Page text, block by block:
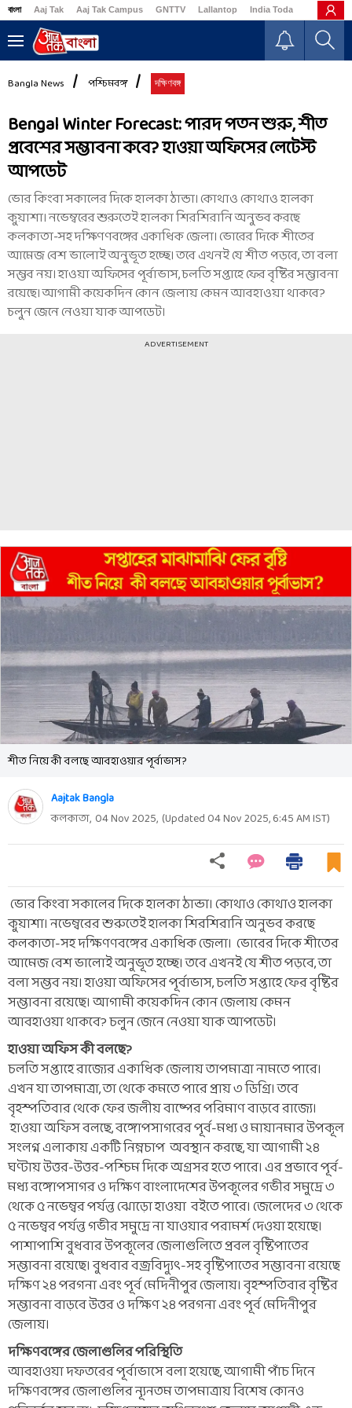
বাংলা Aaj Tak Aaj Tak Campus GNTTV Lallantop India Today Business
Bangla News পশ্চিমবঙ্গ দক্ষিণবঙ্গ
Bengal Winter Forecast: পারদ পতন শুরু, শীত
প্রবেশের সম্ভাবনা কবে? হাওয়া অফিসের লেটেস্ট
আপডেট
ভোর কিংবা সকালের দিকে হালকা ঠান্ডা। কোথাও কোথাও হালকা
কুয়াশা। নভেম্বরের শুরুতেই হালকা শিরশিরানি অনুভব করছে
কলকাতা-সহ দক্ষিণণবঙ্গের একাধিক জেলা। ভোরের দিকে শীতের
আমেজ বেশ ভালোই অনুভূত হচ্ছে। তবে এখনই যে শীত পড়বে, তা বলা
সম্ভব নয়। হাওয়া অফিসের পূর্বাভাস, চলতি সপ্তাহে ফের বৃষ্টির সম্ভাবনা
রয়েছে। আগামী কয়েকদিন কোন জেলায় কেমন আবহাওয়া থাকবে?
চলুন জেনে নেওয়া যাক আপডেট।
ADVERTISEMENT
শীত নিয়ে কী বলছে আবহাওয়ার পূর্বাভাস?
Aajtak Bangla
কলকাতা, 04 Nov 2025, (Updated 04 Nov 2025, 6:45 AMIST)
ভোর কিংবা সকালের দিকে হালকা ঠান্ডা। কোথাও কোথাও হালকা
কুয়াশা। নভেম্বরের শুরুতেই হালকা শিরশিরানি অনুভব করছে
কলকাতা-সহ দক্ষিণণবঙ্গের একাধিক জেলা। ভোরের দিকে শীতের
আমেজ বেশ ভালোই অনুভূত হচ্ছে। তবে এখনই যে শীত পড়বে, তা
বলা সম্ভব নয়। হাওয়া অফিসের পূর্বাভাস, চলতি সপ্তাহে ফের বৃষ্টির
সম্ভাবনা রয়েছে। আগামী কয়েকদিন কোন জেলায় কেমন
আবহাওয়া থাকবে? চলুন জেনে নেওয়া যাক আপডেট।
হাওয়া অফিস কী বলছে?
চলতি সপ্তাহে রাজ্যের একাধিক জেলায় তাপমাত্রা নামতে পারে।
এখন যা তাপমাত্রা, তা থেকে কমতে পারে প্রায় ৩ ডিগ্রি। তবে
বৃহস্পতিবার থেকে ফের জলীয় বাষ্পের পরিমাণ বাড়বে রাজ্যে।
হাওয়া অফিস বলছে, বঙ্গোপসাগরের পূর্ব-মধ্য ও মায়ানমার উপকূল
সংলগ্ন এলাকায় একটি নিম্নচাপ অবস্থান করছে, যা আগামী ২৪
ঘণ্টায় উত্তর-উত্তর-পশ্চিম দিকে অগ্রসর হতে পারে। এর প্রভাবে পূর্ব-
মধ্য বঙ্গোপসাগর ও দক্ষিণ বাংলাদেশের উপকূলের গভীর সমুদ্রে ৩
থেকে ৫ নভেম্বর পর্যন্ত ঝোড়ো হাওয়া বইতে পারে। জেলেদের ৩ থেকে
৫ নভেম্বর পর্যন্ত গভীর সমুদ্রে না যাওয়ার পরামর্শ দেওয়া হয়েছে।
পাশাপাশি বুধবার উপকূলের জেলাগুলিতে প্রবল বৃষ্টিপাতের
সম্ভাবনা রয়েছে। বুধবার বজ্রবিদ্যুৎ-সহ বৃষ্টিপাতের সম্ভাবনা রয়েছে
দক্ষিণ ২৪ পরগনা এবং পূর্ব মেদিনীপুর জেলায়। বৃহস্পতিবার বৃষ্টির
সম্ভাবনা বাড়বে উত্তর ও দক্ষিণ ২৪ পরগনা এবং পূর্ব মেদিনীপুর
জেলায়।
দক্ষিণবঙ্গের জেলাগুলির পরিস্থিতি
আবহাওয়া দফতরের পূর্বাভাসে বলা হয়েছে, আগামী পাঁচ দিনে
দক্ষিণবঙ্গের জেলাগুলির ন্যূনতম তাপমাত্রায় বিশেষ কোনও